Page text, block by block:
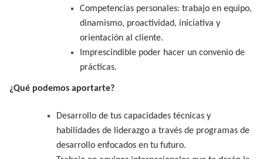
Competencias personales: trabajo en equipo,
dinamismo, proactividad, iniciativa y
orientación al cliente.
Imprescindible poder hacer un convenio de
prácticas.
¿Qué podemos aportarte?
Desarrollo de tus capacidades técnicas y
habilidades de liderazgo a través de programas de
desarrollo enfocados en tu futuro.